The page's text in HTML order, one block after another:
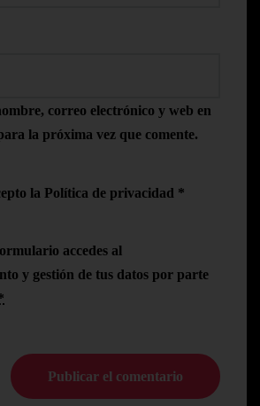
correo electrónico y web en
la próxima vez que comente.
la Política de privacidad *
accedes al
y gestión de tus datos por parte